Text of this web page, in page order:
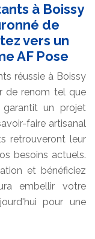
à Boissy
de
vers un
AF Pose
réussie à Boissy
de renom tel que
garantit un projet
faire artisanal
retrouveront leur
besoins actuels.
et bénéficiez
embellir votre
pour une